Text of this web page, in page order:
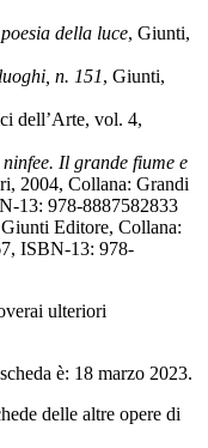
della luce, Giunti,
n. 151, Giunti,
dell’Arte, vol. 4,
Il grande fiume e
2004, Collana: Grandi
13: 978-8887582833
Editore, Collana:
ISBN-13: 978-
ulteriori
è: 18 marzo 2023.
delle altre opere di